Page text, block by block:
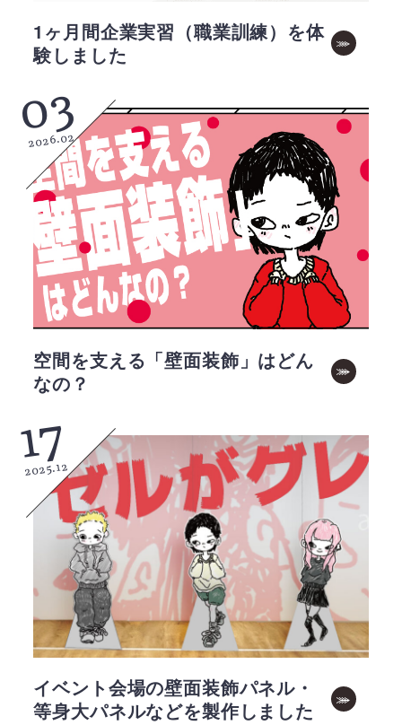
1ヶ月間企業実習（職業訓練）を体
験しました
03
2026.02
空間を支える「壁面装飾」はどん
なの？
17
2025.12
イベント会場の壁面装飾パネル・
等身大パネルなどを製作しました